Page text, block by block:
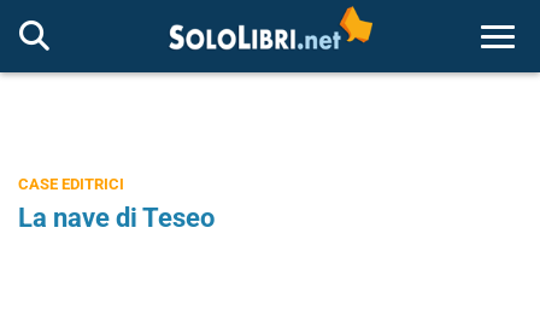
CASE EDITRICI
La nave di Teseo